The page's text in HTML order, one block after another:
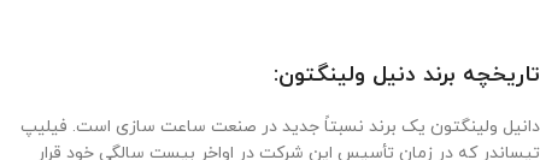
تاریخچه برند دنیل ولینگتون:
دانیل ولینگتون یک برند نسبتاً جدید در صنعت ساعت سازی است. فیلیپ
تیساندر که در زمان تأسیس این شرکت در اواخر بیست سالگی خود قرار